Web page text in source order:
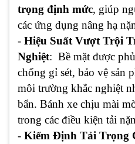
trọng định mức, giúp
các ứng dụng nâng hạ
- Hiệu Suất Vượt Trội
Nghiệt: Bề mặt được
chống gỉ sét, bảo vệ sản
môi trường khắc nghiệt
bẩn. Bánh xe chịu mài
trong các điều kiện tải
- Kiểm Định Tải Trọng